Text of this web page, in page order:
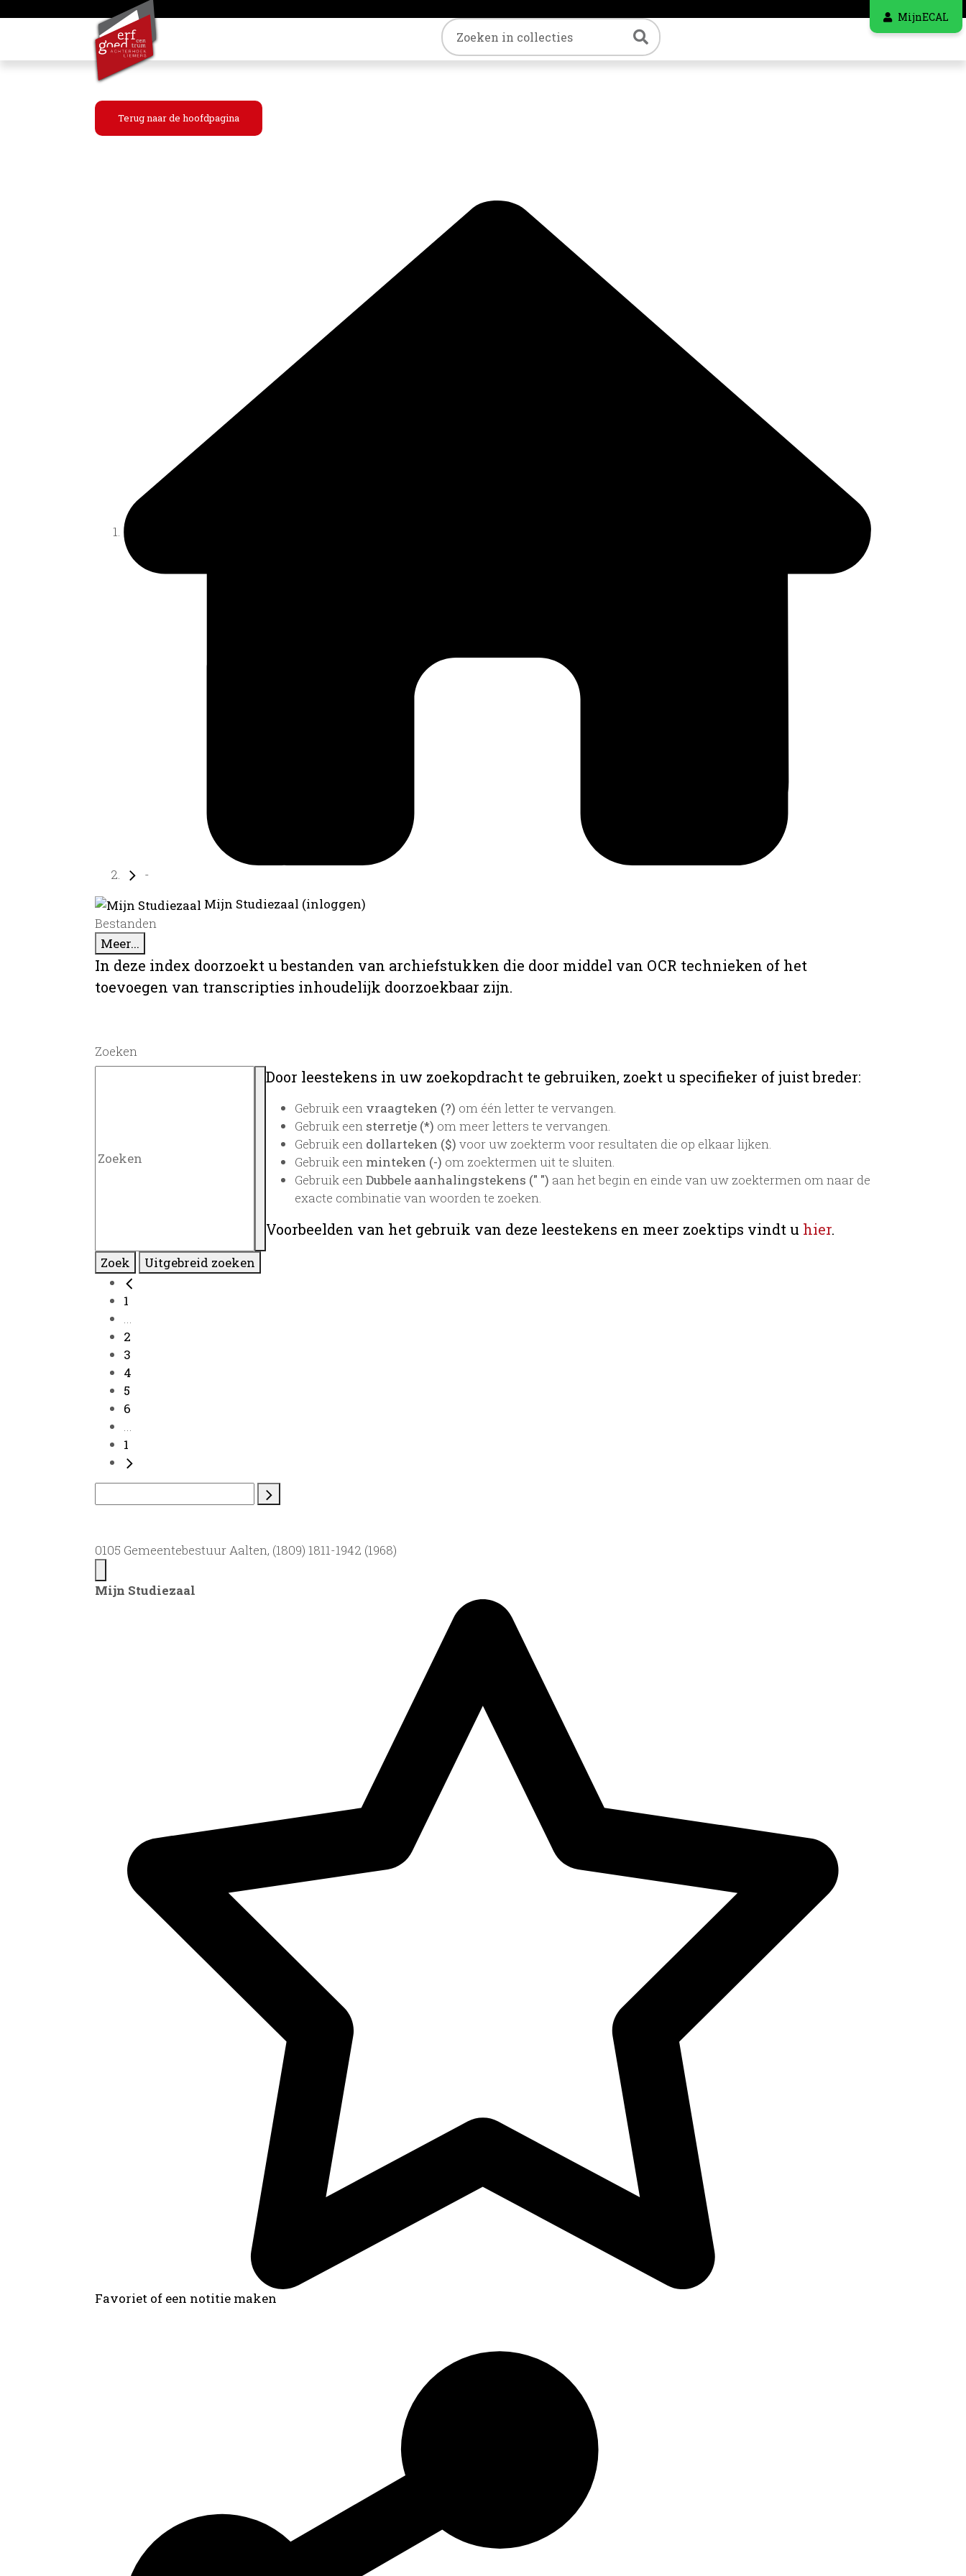
MijnECAL
Trefwoord Zoeken
Terug naar de hoofdpagina
-
Mijn Studiezaal (inloggen)
Bestanden
Meer...
In deze index doorzoekt u bestanden van archiefstukken die door middel van OCR technieken of het
toevoegen van transcripties inhoudelijk doorzoekbaar zijn.
Zoeken
Door leestekens in uw zoekopdracht te gebruiken, zoekt u specifieker of juist breder:
Gebruik een vraagteken (?) om één letter te vervangen.
Gebruik een sterretje (*) om meer letters te vervangen.
Gebruik een dollarteken ($) voor uw zoekterm voor resultaten die op elkaar lijken.
Gebruik een minteken (-) om zoektermen uit te sluiten.
Gebruik eenDubbele aanhalingstekens (" ") aan het begin en einde van uw zoektermen om naar de
exacte combinatie van woorden te zoeken.
Voorbeelden van het gebruik van deze leestekens en meer zoektips vindt u hier.
Zoek Uitgebreid zoeken
1
...
2
3
4
5
6
...
1
0105 Gemeentebestuur Aalten, (1809) 1811-1942 (1968)
Mijn Studiezaal
Favoriet of een notitie maken